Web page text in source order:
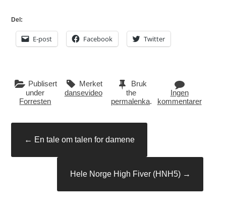
Del:
E-post Facebook Twitter
Publisert
under
Forresten
Merket
dansevideo
Bruk
the
permalenka.
Ingen
kommentarer
Innleggsnavigasjon
← En tale om talen for damene
Hele Norge High Fiver (HNH5) →